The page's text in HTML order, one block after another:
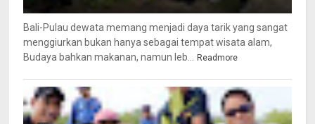
Bali-Pulau dewata memang menjadi daya tarik yang sangat
menggiurkan bukan hanya sebagai tempat wisata alam,
Budaya bahkan makanan, namun leb...
Readmore